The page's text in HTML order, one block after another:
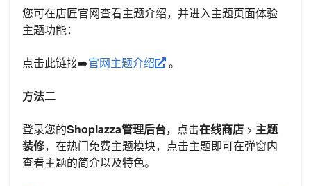
您可在店匠官网查看主题介绍，并进入主题页面体验
主题功能：
点击此链接➡️官网主题介绍 。
方法二
登录您的Shoplazza管理后台，点击在线商店 > 主题
装修，在热门免费主题模块，点击主题即可在弹窗内
查看主题的简介以及特色。